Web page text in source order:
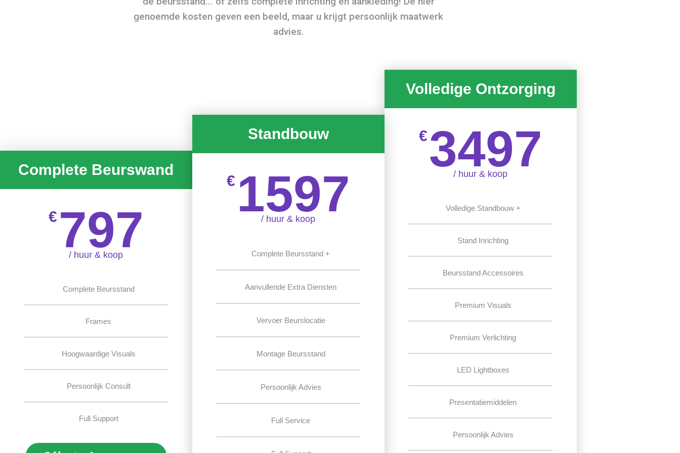
genoemde kosten geven een beeld, maar u krijgt persoonlijk maatwerk
advies.
Complete Beurswand
€ 797
/ huur & koop
Complete Beursstand
Frames
Hoogwaardige Visuals
Persoonlijk Consult
Full Support
Standbouw
€ 1597
/ huur & koop
Complete Beursstand +
Aanvullende Extra Diensten
Vervoer Beurslocatie
Montage Beursstand
Persoonlijk Advies
Full Service
Volledige Ontzorging
€3497
/ huur & koop
Volledige Standbouw +
Stand Inrichting
Beursstand Accessoires
Premium Visuals
Premium Verlichting
LED Lightboxes
Presentatiemiddelen
Persoonlijk Advies